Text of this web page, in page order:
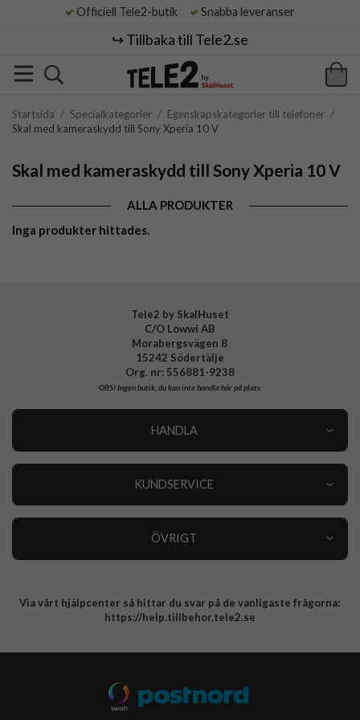
Officiell Tele2-butik Snabba leveranser
↪️ Tillbaka till Tele2.se
Startsida / Specialkategorier / Egenskapskategorier till telefoner /
Skal med kameraskydd till Sony Xperia 10 V
Skal med kameraskydd till Sony Xperia 10 V
ALLA PRODUKTER
Inga produkter hittades.
Tele2 by SkalHuset
C/O Lowwi AB
Morabergsvägen 8
15242 Södertälje
Org. nr: 556881-9238
OBS!Ingen butik, du kan inte handla här på plats
HANDLA
KUNDSERVICE
ÖVRIGT
Integritetspolicy
Via vårt hjälpcenter så hittar du svar på de vanligaste frågorna:
https://help.tillbehor.tele2.se